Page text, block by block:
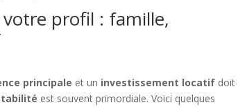
profil : famille,
principale et un investissement locatif doit
est souvent primordiale. Voici quelques